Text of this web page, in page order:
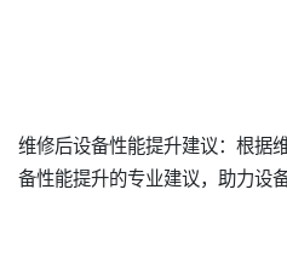
维修后设备性能提升建议：根据
备性能提升的专业建议，助力设